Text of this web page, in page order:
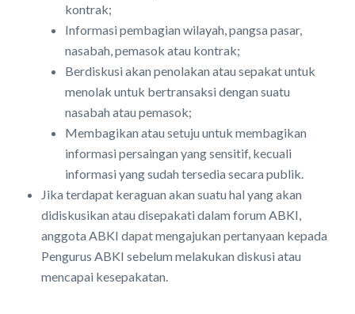
kontrak;
Informasi pembagian wilayah, pangsa pasar,
nasabah, pemasok atau kontrak;
Berdiskusi akan penolakan atau sepakat untuk
menolak untuk bertransaksi dengan suatu
nasabah atau pemasok;
Membagikan atau setuju untuk membagikan
informasi persaingan yang sensitif, kecuali
informasi yang sudah tersedia secara publik.
Jika terdapat keraguan akan suatu hal yang akan
didiskusikan atau disepakati dalam forum ABKI,
anggota ABKI dapat mengajukan pertanyaan kepada
Pengurus ABKI sebelum melakukan diskusi atau
mencapai kesepakatan.